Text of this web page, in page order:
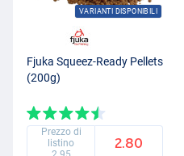
VARIANTI DISPONIBILI
Fjuka Squeez-Ready Pellets
(200g)
Prezzo di
listino
2.80